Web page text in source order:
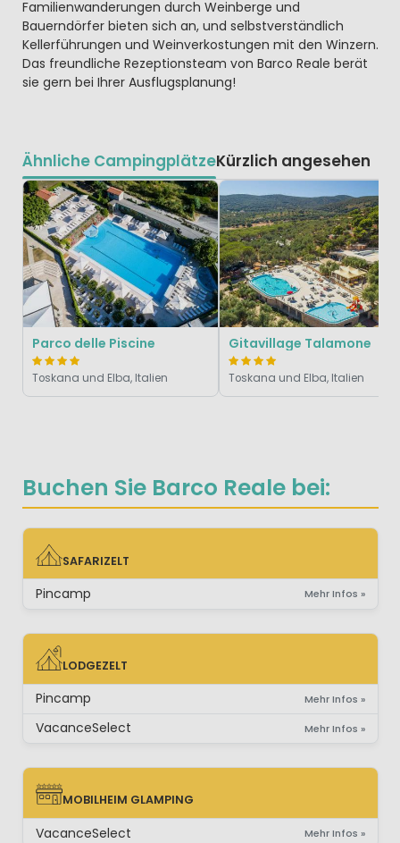
Buchen Sie Barco Reale bei:
SAFARIZELT
SAFARIZELT
Pincamp Mehr Infos »
LODGEZELT
LODGEZELT
Pincamp Mehr Infos »
VacanceSelect Mehr Infos »
MOBILHEIM GLAMPING
MOBILHEIM GLAMPING
VacanceSelect Mehr Infos »
Familienwanderungen durch Weinberge und
Bauerndörfer bieten sich an, und selbstverständlich
Kellerführungen und Weinverkostungen mit den Winzern.
Das freundliche Rezeptionsteam von Barco Reale berät
sie gern bei Ihrer Ausflugsplanung!
Ähnliche CampingplätzeKürzlich angesehen
Parco delle Piscine
Toskana und Elba, Italien
Gitavillage Talamone
Toskana und Elba, Italien